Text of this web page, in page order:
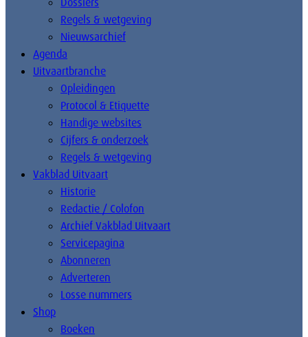
Regels & wetgeving
Nieuwsarchief
Agenda
Uitvaartbranche
Opleidingen
Protocol & Etiquette
Handige websites
Cijfers & onderzoek
Regels & wetgeving
Vakblad Uitvaart
Historie
Redactie / Colofon
Archief Vakblad Uitvaart
Servicepagina
Abonneren
Adverteren
Losse nummers
Shop
Boeken